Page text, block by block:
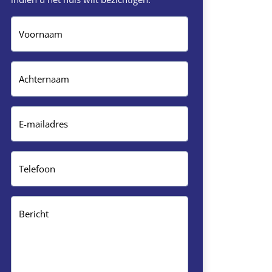
Voornaam
Achternaam
E-mailadres
Telefoon
Bericht